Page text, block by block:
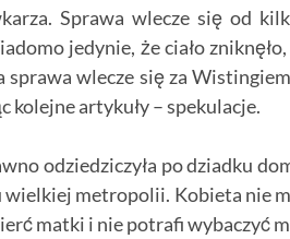
Sprawa wlecze się od
jedynie, że ciało zniknęło,
sprawa wlecze się za
kolejne artykuły – spekulacje.
odziedziczyła po dziadku
wielkiej metropolii. Kobieta nie
matki i nie potrafi wybaczyć